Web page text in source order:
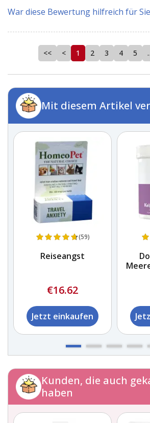
War diese Bewertung hilfreich für
<< < 1 2 3 4 5
Mit diesem Artikel
(59)
Reiseangst
€16.62
Jetzt einkaufen
Kunden, die auch
haben